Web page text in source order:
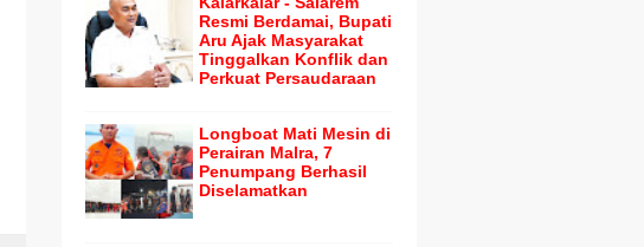
Resmi Berdamai, Bupati
Aru Ajak Masyarakat
Tinggalkan Konflik dan
Perkuat Persaudaraan
Longboat Mati Mesin di
Perairan Malra, 7
Penumpang Berhasil
Diselamatkan